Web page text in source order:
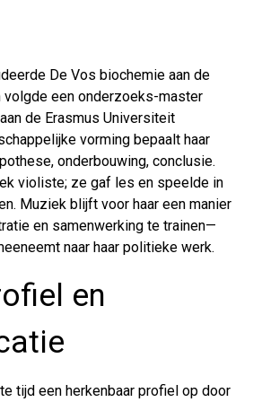
De Vos biochemie aan de
volgde een onderzoeks-master
de Erasmus Universiteit
vorming bepaalt haar
onderbouwing, conclusie.
violiste; ze gaf les en speelde in
Muziek blijft voor haar een manier
en samenwerking te trainen—
naar haar politieke werk.
en
tijd een herkenbaar profiel op door